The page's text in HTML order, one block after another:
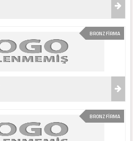
BRONZ FİRMA
BRONZ FİRMA